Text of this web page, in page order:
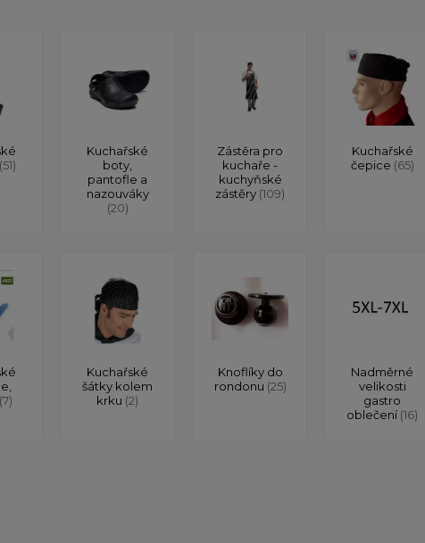
(51)
Kuchařské
boty,
pantofle a
nazouváky
(20)
Zástěra pro
kuchaře -
kuchyňské
zástěry (109)
Kuchařské
čepice (65)
(7)
Kuchařské
šátky kolem
krku (2)
Knoflíky do
rondonu (25)
Nadměrné
velikosti
gastro
oblečení(16)